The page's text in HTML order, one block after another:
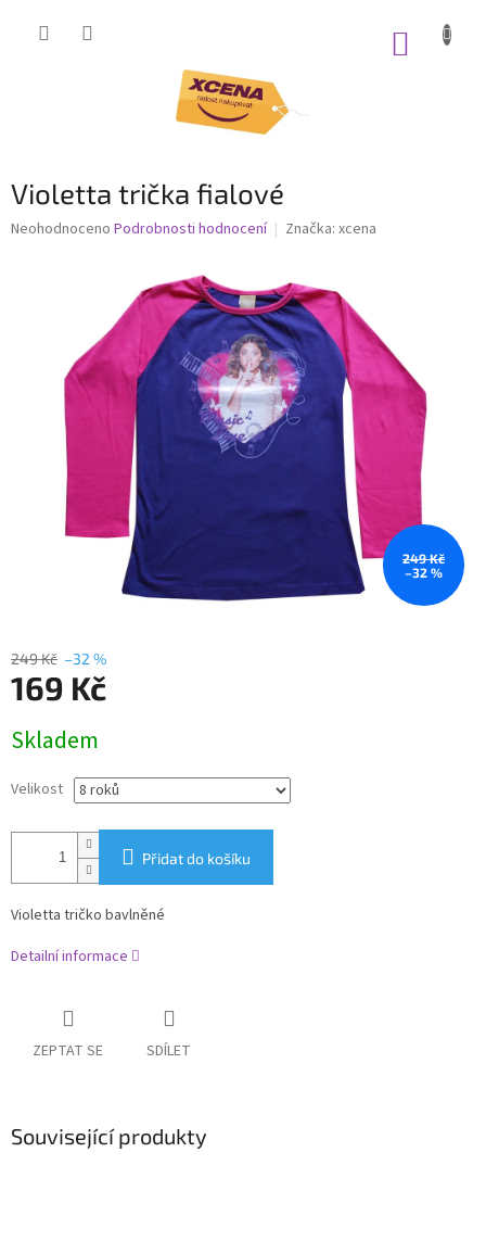
Violetta trička fialové
Průměrné
hvězdiček.
Neohodnoceno Podrobnosti hodnocení Značka: xcena
249 Kč
–32 %
249 Kč –32 %
169 Kč
cena:
Skladem
Velikost
Přidat do košíku
Violetta tričko bavlněné
Detailní informace
ZEPTAT SE SDÍLET
Související produkty